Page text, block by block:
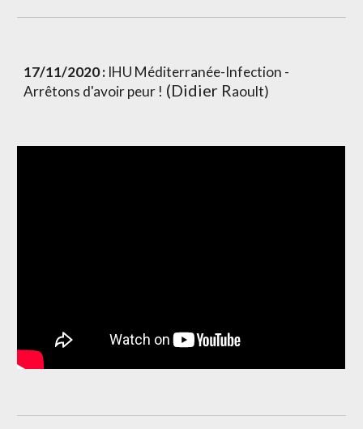
17/11/2020 : IHU Méditerranée-Infection -
Arrêtons d'avoir peur ! (Didier Raoult)